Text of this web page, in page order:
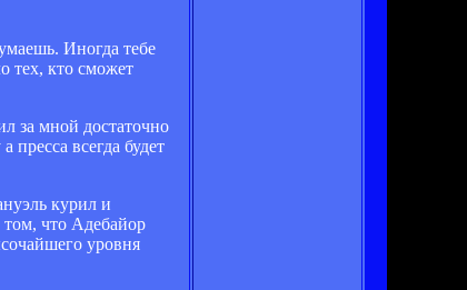
Иногда тебе
тех, кто сможет
за мной достаточно
всегда будет
курил и
что Адебайор
уровня